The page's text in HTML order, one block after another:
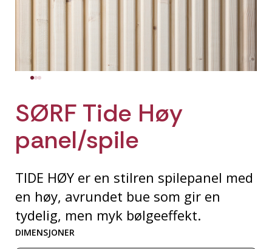
SØRF Tide Høy
panel/spile
TIDE HØY er en stilren spilepanel med
en høy, avrundet bue som gir en
tydelig, men myk bølgeeffekt.
DIMENSJONER